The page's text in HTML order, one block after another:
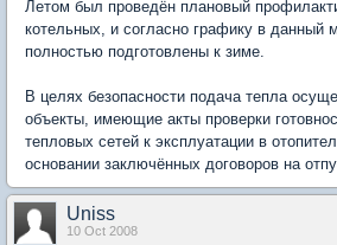
Летом был проведён плановый
котельных, и согласно графику в данный
полностью подготовлены к зиме.
В целях безопасности подача тепла
объекты, имеющие акты проверки
тепловых сетей к эксплуатации в
основании заключённых договоров на
Uniss
10 Oct 2008